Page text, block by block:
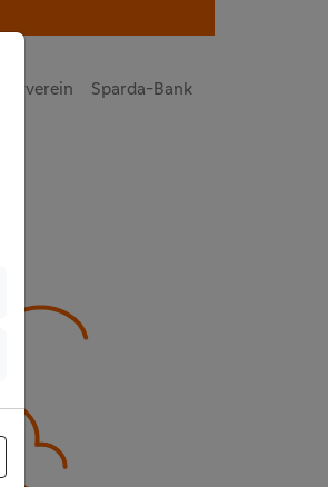
Sparda-Bank